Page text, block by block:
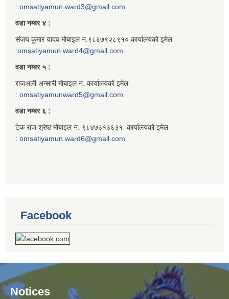
: omsatiyamun.ward3@gmail.com
वडा नम्बर ४ :
संजय कुमार यादव मोबाइल न.९८६७९२८९१० कार्यालयको इमेल
:omsatiyamun.ward4@gmail.com
वडा नम्बर ५ :
राजअली अन्सारी मोबाइल न. कार्यालयको इमेल
: omsatiyamunward5@gmail.com
वडा नम्बर ६ :
टेक राज श्रेष्ठ मोबाइल न. ९८४७३१३६३१ कार्यालयको इमेल
: omsatiyamun.ward6@gmail.com
Facebook
Notices